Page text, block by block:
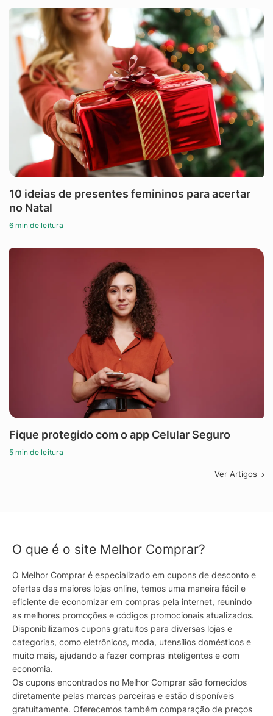
10 ideias de presentes femininos para acertar
no Natal
6 min de leitura
Fique protegido com o app Celular Seguro
5 min de leitura
Ver Artigos
O que é o site Melhor Comprar?
O Melhor Comprar é especializado em cupons de desconto e
ofertas das maiores lojas online, temos uma maneira fácil e
eficiente de economizar em compras pela internet, reunindo
as melhores promoções e códigos promocionais atualizados.
Disponibilizamos cupons gratuitos para diversas lojas e
categorias, como eletrônicos, moda, utensílios domésticos e
muito mais, ajudando a fazer compras inteligentes e com
economia.
Os cupons encontrados no Melhor Comprar são fornecidos
diretamente pelas marcas parceiras e estão disponíveis
gratuitamente. Oferecemos também comparação de preços